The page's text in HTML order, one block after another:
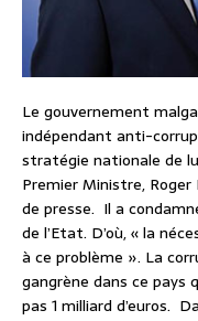
Le gouvernement
indépendant anti-
stratégie nationale de
Premier Ministre,
de presse. Il a
de l’Etat. D’où, « la
à ce problème ». La
gangrène dans ce pays
pas 1 milliard d’euros.